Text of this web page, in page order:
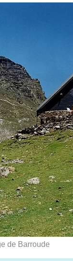
de Barroude